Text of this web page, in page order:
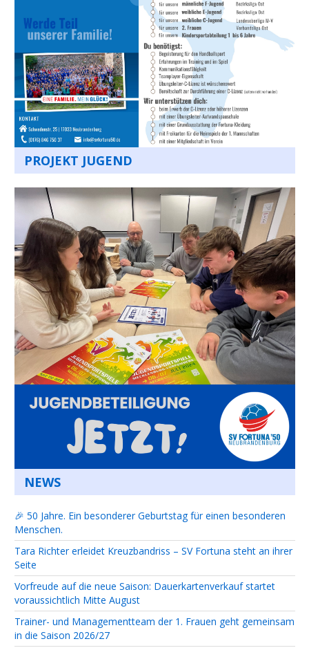
PROJEKT JUGEND
NEWS
🎉 50 Jahre. Ein besonderer Geburtstag für einen besonderen
Menschen.
Tara Richter erleidet Kreuzbandriss – SV Fortuna steht an ihrer
Seite
Vorfreude auf die neue Saison: Dauerkartenverkauf startet
voraussichtlich Mitte August
Trainer- und Managementteam der 1. Frauen geht gemeinsam
in die Saison 2026/27